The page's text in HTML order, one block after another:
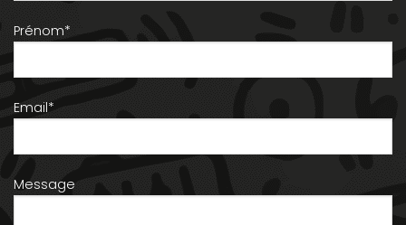
Prénom*
Email*
Message